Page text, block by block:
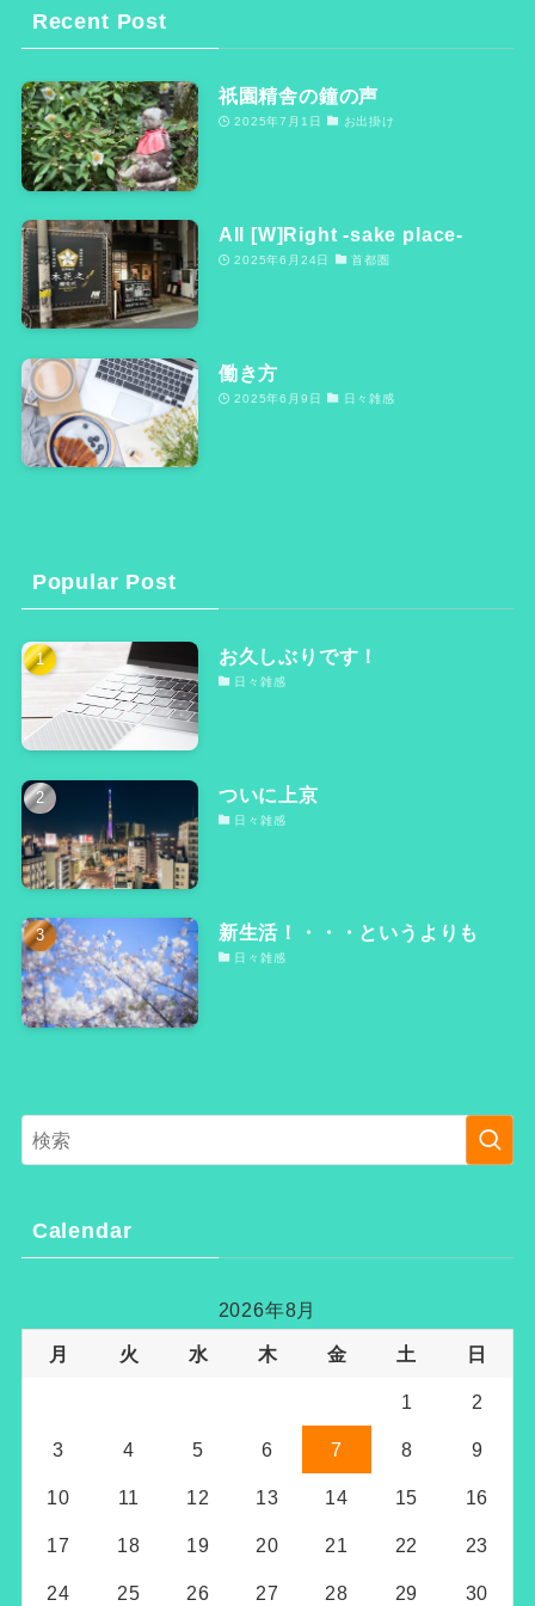
Recent Post
祇園精舎の鐘の声
2025年7月1日 お出掛け
All [W]Right -sake place-
2025年6月24日 首都圏
働き方
2025年6月9日 日々雑感
Popular Post
お久しぶりです！
日々雑感
ついに上京
日々雑感
新生活！・・・というよりも
日々雑感
Calendar
2026年8月
月 火 水 木 金 土 日
1 2
3 4 5 6 7 8 9
10 11 12 13 14 15 16
17 18 19 20 21 22 23
24 25 26 27 28 29 30